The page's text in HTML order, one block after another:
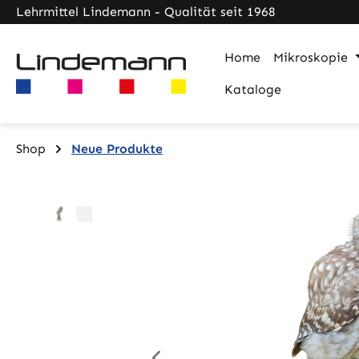
Hauptinhalt springen
Zur Suche springen
Zur Hauptnavigation springen
Lehrmittel Lindemann - Qualität seit 1968
Home Mikroskopie
Kataloge
Shop Neue Produkte